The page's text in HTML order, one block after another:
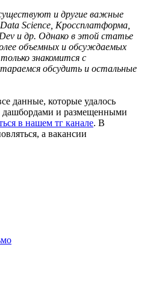
и другие важные
Science, Кроссплатформа,
и др. Однако в этой статье
объемных и обсуждаемых
знакомится с
обсудить и остальные
данные, которые удалось
дашбордами и размещенными
в нашем тг канале. В
а вакансии